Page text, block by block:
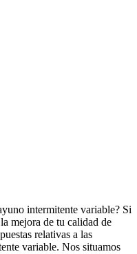
intermitente variable? Si
mejora de tu calidad de
relativas a las
variable. Nos situamos